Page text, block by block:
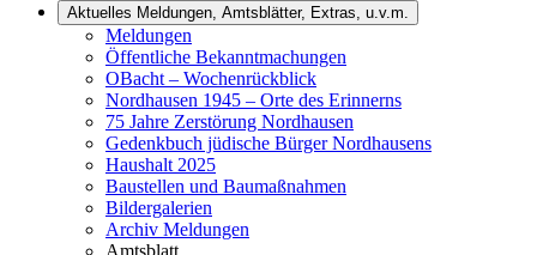
Aktuelles Meldungen, Amtsblätter, Extras, u.v.m.
Meldungen
Öffentliche Bekanntmachungen
OBacht – Wochenrückblick
Nordhausen 1945 – Orte des Erinnerns
75 Jahre Zerstörung Nordhausen
Gedenkbuch jüdische Bürger Nordhausens
Haushalt 2025
Baustellen und Baumaßnahmen
Bildergalerien
Archiv Meldungen
Amtsblatt